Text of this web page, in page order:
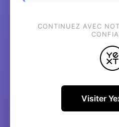
CONTINUEZ AVEC
Visiter